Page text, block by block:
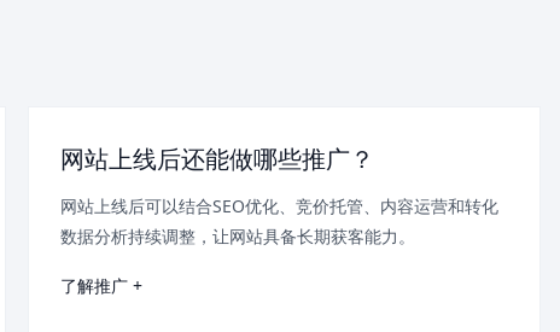
网站上线后还能做哪些推广？
网站上线后可以结合SEO优化、竞价托管、内容运营和转化
数据分析持续调整，让网站具备长期获客能力。
了解推广 +